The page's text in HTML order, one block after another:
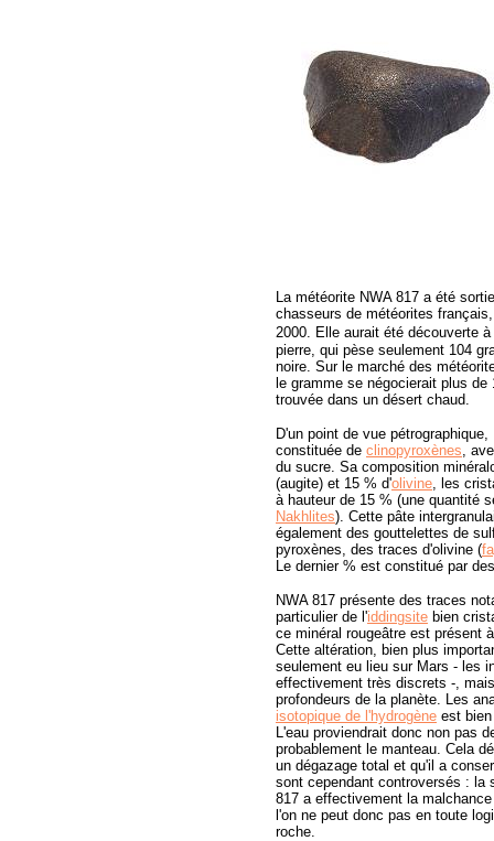
La météorite NWA 817 a été
chasseurs de météorites
2000. Elle aurait été découverte
pierre, qui pèse seulement 104
noire. Sur le marché des
le gramme se négocierait plus
trouvée dans un désert chaud.
D'un point de vue
constituée de clinopyroxènes,
du sucre. Sa composition
(augite) et 15 % d'olivine, les
à hauteur de 15 % (une quantité
Nakhlites). Cette pâte
également des gouttelettes de
pyroxènes, des traces d'olivine (
Le dernier % est constitué par
NWA 817 présente des traces
particulier de l'iddingsite bien
ce minéral rougeâtre est présent
Cette altération, bien plus
seulement eu lieu sur Mars - les
effectivement très discrets -,
profondeurs de la planète. Les
isotopique de l'hydrogène est
L'eau proviendrait donc non pas
probablement le manteau. Cela
un dégazage total et qu'il a
sont cependant controversés : la
817 a effectivement la
l'on ne peut donc pas en toute
roche.